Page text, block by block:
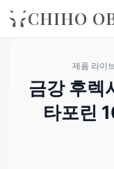
CHIHO
제품 라이
금강 후렉
타포린